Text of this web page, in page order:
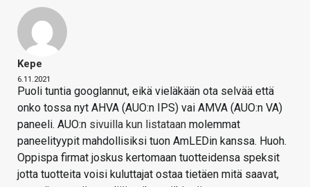
Kepe
6.11.2021
Puoli tuntia googlannut, eikä vieläkään ota selvää että
onko tossa nyt AHVA (AUO:n IPS) vai AMVA (AUO:n VA)
paneeli. AUO:n sivuilla kun listataan molemmat
paneelityypit mahdollisiksi tuon AmLEDin kanssa. Huoh.
Oppispa firmat joskus kertomaan tuotteidensa speksit
jotta tuotteita voisi kuluttajat ostaa tietäen mitä saavat,